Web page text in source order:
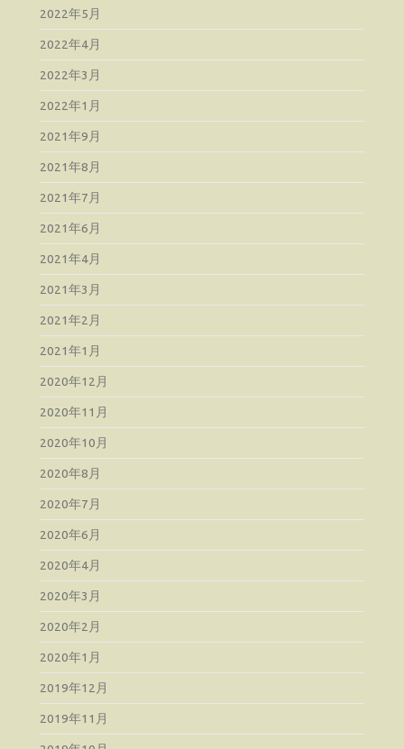
2022年5月
2022年4月
2022年3月
2022年1月
2021年9月
2021年8月
2021年7月
2021年6月
2021年4月
2021年3月
2021年2月
2021年1月
2020年12月
2020年11月
2020年10月
2020年8月
2020年7月
2020年6月
2020年4月
2020年3月
2020年2月
2020年1月
2019年12月
2019年11月